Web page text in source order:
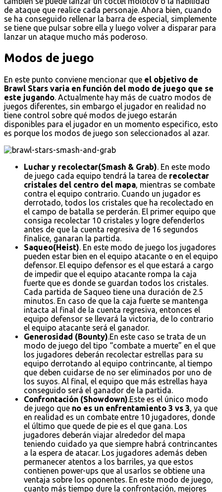
de ataque que realice cada personaje. Ahora bien, cuando
se ha conseguido rellenar la barra de especial, simplemente
se tiene que pulsar sobre ella y luego volver a disparar para
lanzar un ataque mucho más poderoso.
Modos de juego
En este punto conviene mencionar que el objetivo de
Brawl Stars varia en función del modo de juego que se
este jugando. Actualmente hay más de cuatro modos de
juegos diferentes, sin embargo el jugador en realidad no
tiene control sobre qué modos de juego estarán
disponibles para el jugador en un momento especifico, esto
es porque los modos de juego son seleccionados al azar.
Luchar y recolectar(Smash & Grab). En este modo
de juego cada equipo tendrá la tarea de recolectar
cristales del centro del mapa, mientras se combate
contra el equipo contrario. Cuando un jugador es
derrotado, todos los cristales que ha recolectado en
el campo de batalla se perderán. El primer equipo que
consiga recolectar 10 cristales y logre defenderlos
antes de que la cuenta regresiva de 16 segundos
finalice, ganaran la partida.
Saqueo(Heist). En este modo de juego los jugadores
pueden estar bien en el equipo atacante o en el equipo
defensor. El equipo defensor es el que estará a cargo
de impedir que el equipo atacante rompa la caja
fuerte que es donde se guardan todos los cristales.
Cada partida de Saqueo tiene una duración de 2.5
minutos. En caso de que la caja fuerte se mantenga
intacta al final de la cuenta regresiva, entonces el
equipo defensor se llevará la victoria, de lo contrario
el equipo atacante será el ganador.
Generosidad (Bounty).En este caso se trata de un
modo de juego del tipo “combate a muerte” en el que
los jugadores deberán recolectar estrellas para su
equipo derrotando al equipo contrincante, al tiempo
que deben cuidarse de no ser eliminados por uno de
los suyos. Al final, el equipo que más estrellas haya
conseguido será el ganador de la partida.
Confrontación (Showdown).Este es el único modo
de juego que no es un enfrentamiento 3 vs 3, ya que
en realidad es un combate entre 10 jugadores, donde
el último que quede de pie es el que gana. Los
jugadores deberán viajar alrededor del mapa
teniendo cuidado ya que siempre habrá contrincantes
a la espera de atacar. Los jugadores además deben
permanecer atentos a los barriles, ya que estos
contienen power-ups que al usarlos se obtiene una
ventaja sobre los oponentes. En este modo de juego,
cuanto más tiempo dure la confrontación, mejores